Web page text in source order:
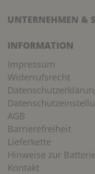
UNTERNEHMEN &
INFORMATION
Impressum
Widerrufsrecht
AGB
Barrierefreiheit
Lieferkette
Hinweise zur
Kontakt